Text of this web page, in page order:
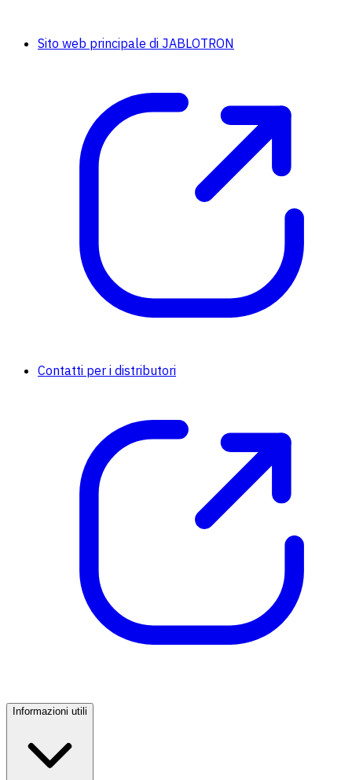
Sito web principale di JABLOTRON
Contatti per i distributori
Informazioni utili